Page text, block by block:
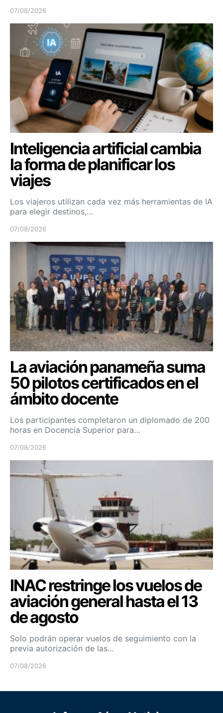
07/08/2026
Inteligencia artificial cambia
la forma de planificar los
viajes
Los viajeros utilizan cada vez más herramientas de IA
para elegir destinos,…
07/08/2026
La aviación panameña suma
50 pilotos certificados en el
ámbito docente
Los participantes completaron un diplomado de 200
horas en Docencia Superior para…
07/08/2026
INAC restringe los vuelos de
aviación general hasta el 13
de agosto
Solo podrán operar vuelos de seguimiento con la
previa autorización de las…
07/08/2026